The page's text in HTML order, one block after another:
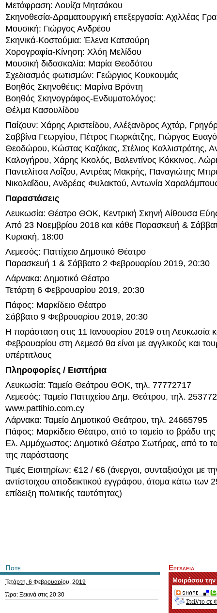
Μετάφραση: Λουίζα Μητσάκου
Σκηνοθεσία-Δραματουργική επεξεργασία: Αχιλλέας
Μουσική: Γιώργος Ανδρέου
Σκηνικά-Κοστούμια: Έλενα Κατσούρη
Χορογραφία-Κίνηση: Χλόη Μελίδου
Μουσική διδασκαλία: Μαρία Θεοδότου
Σχεδιασμός φωτισμών: Γεώργιος Κουκουμάς
Βοηθός Σκηνοθέτις: Μαρίνα Βρόντη
Βοηθός Σκηνογράφος-Ενδυματολόγος:
Θέλμα Κασουλίδου
Παίζουν: Χάρης Αριστείδου, Αλέξανδρος Αχτάρ,
Σαββίνα Γεωργίου, Πέτρος Γιωρκάτζης, Γιώργος
Θεοδώρου, Κώστας Καζάκας, Στέλιος Καλλιστράτης,
Καλογήρου, Χάρης Κκολός, Βαλεντίνος Κόκκινος,
Παντελίτσα Λοΐζου, Αντρέας Μακρής, Παναγιώτης
Νικολαΐδου, Ανδρέας Φυλακτού, Αντωνία
Παραστάσεις
Λευκωσία: Θέατρο ΘΟΚ, Κεντρική Σκηνή Αίθουσα
Από 23 Νοεμβρίου 2018 και κάθε Παρασκευή &
Κυριακή, 18:00
Λεμεσός: Παττίχειο Δημοτικό Θέατρο
Παρασκευή 1 & Σάββατο 2 Φεβρουαρίου 2019, 20:30
Λάρνακα: Δημοτικό Θέατρο
Τετάρτη 6 Φεβρουαρίου 2019, 20:30
Πάφος: Μαρκίδειο Θέατρο
Σάββατο 9 Φεβρουαρίου 2019, 20:30
Η παράσταση στις 11 Ιανουαρίου 2019 στη Λευκωσία
Φεβρουαρίου στη Λεμεσό θα είναι με αγγλικούς και
υπέρτιτλους
Πληροφορίες / Εισιτήρια
Λευκωσία: Ταμείο Θεάτρου ΘΟΚ, τηλ. 77772717
Λεμεσός: Ταμείο Παττιχείου Δημ. Θεάτρου, τηλ.
www.pattihio.com.cy
Λάρνακα: Ταμείο Δημοτικού Θεάτρου, τηλ. 24665795
Πάφος: Μαρκίδειο Θέατρο, από το ταμείο το βράδυ
Ελ. Αμμόχωστος: Δημοτικό Θέατρο Σωτήρας, από το
της παράστασης
Τιμές Εισιτηρίων: €12 / €6 (άνεργοι, συνταξιούχοι με
αντίστοιχου αποδεικτικού εγγράφου, άτομα κάτω των
επίδειξη πολιτικής ταυτότητας)
Ποτε
Τετάρτη, 6 Φεβρουαρίου, 2019
Ώρα: Ξεκινά στις 20:30
Εργαλεια
Μοιράσου
Στείλ'το σε